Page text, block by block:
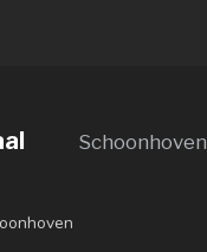
Schoonhoven